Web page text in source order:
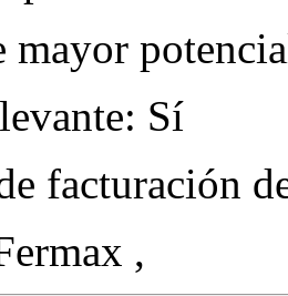
mayor
Sí
facturación
,